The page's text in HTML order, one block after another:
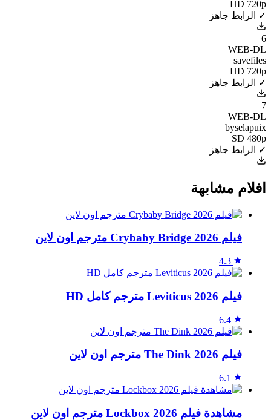
HD 720p
✓ الرابط جاهز
6
WEB-DL
savefiles
HD 720p
✓ الرابط جاهز
7
WEB-DL
byselapuix
SD 480p
✓ الرابط جاهز
افلام مشابهة
فيلم Crybaby Bridge 2026 مترجم اون لاين
4.3
فيلم Leviticus 2026 مترجم كامل HD
6.4
فيلم The Dink 2026 مترجم اون لاين
6.1
مشاهدة فيلم Lockbox 2026 مترجم اون لاين